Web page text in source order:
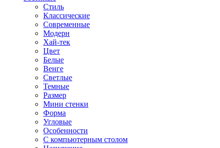
Стиль
Классические
Современные
Модерн
Хай-тек
Цвет
Белые
Венге
Светлые
Темные
Размер
Мини стенки
Форма
Угловые
Особенности
С компьютерным столом